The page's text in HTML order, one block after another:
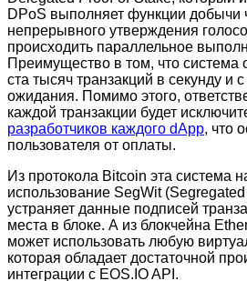
DPoS выполняет функции добычи
непрерывного утверждения
происходить параллельное
Преимущество в том, что система
ста тысяч транзакций в секунду и
ожидания. Помимо этого,
каждой транзакции будет
разработчиков каждого dApp, что
пользователя от оплаты.
Из протокола Bitcoin эта система
использование SegWit
устраняет данные подписей
места в блоке. А из блокчейна
может использовать любую
которая обладает достаточной
интеграции с EOS.IO API.